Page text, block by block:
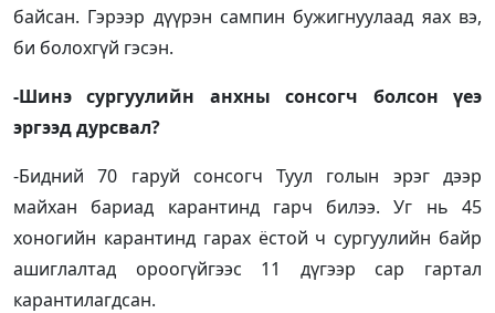
байсан. Гэрээр дүүрэн сампин бужигнуулаад яах вэ,
би болохгүй гэсэн.
-Шинэ сургуулийн анхны сонсогч болсон үеэ
эргээд дурсвал?
-Бидний 70 гаруй сонсогч Туул голын эрэг дээр
майхан бариад карантинд гарч билээ. Уг нь 45
хоногийн карантинд гарах ёстой ч сургуулийн байр
ашиглалтад ороогүйгээс 11 дүгээр сар гартал
карантилагдсан.